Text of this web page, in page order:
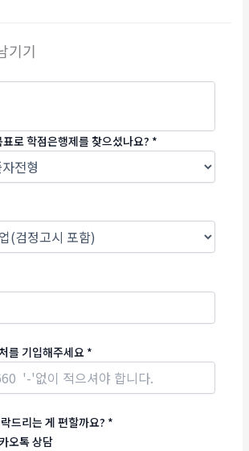
기기
로 학점은행제를 찾으셨나요? *
를 기입해주세요*
드리는 게 편할까요? *
오톡 상담